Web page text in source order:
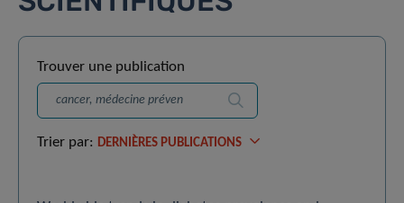
Trouver une publication
Recherche
Trier par: DERNIÈRES PUBLICATIONS